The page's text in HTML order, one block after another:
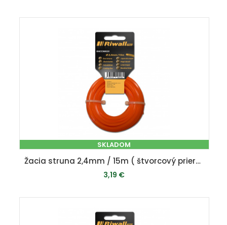
SKLADOM
Žacia struna 2,4mm / 15m ( štvorcový prierez )
3,19 €